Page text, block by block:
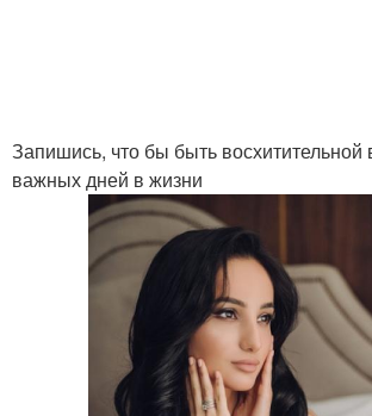
Запишись, что бы быть
важных дней в жизни